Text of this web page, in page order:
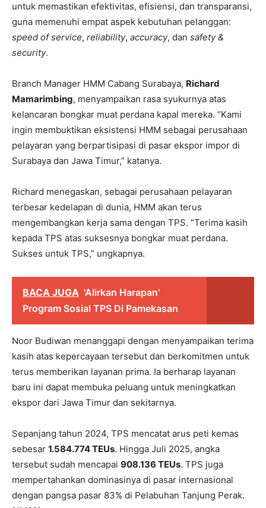
untuk memastikan efektivitas, efisiensi, dan transparansi,
guna memenuhi empat aspek kebutuhan pelanggan:
speed of service, reliability, accuracy, dan safety &
security.
Branch Manager HMM Cabang Surabaya, Richard
Mamarimbing, menyampaikan rasa syukurnya atas
kelancaran bongkar muat perdana kapal mereka. “Kami
ingin membuktikan eksistensi HMM sebagai perusahaan
pelayaran yang berpartisipasi di pasar ekspor impor di
Surabaya dan Jawa Timur,” katanya.
Richard menegaskan, sebagai perusahaan pelayaran
terbesar kedelapan di dunia, HMM akan terus
mengembangkan kerja sama dengan TPS. “Terima kasih
kepada TPS atas suksesnya bongkar muat perdana.
Sukses untuk TPS,” ungkapnya.
BACA JUGA 'Alirkan Harapan'
Program Sosial TPS Di Pamekasan
Noor Budiwan menanggapi dengan menyampaikan terima
kasih atas kepercayaan tersebut dan berkomitmen untuk
terus memberikan layanan prima. Ia berharap layanan
baru ini dapat membuka peluang untuk meningkatkan
ekspor dari Jawa Timur dan sekitarnya.
Sepanjang tahun 2024, TPS mencatat arus peti kemas
sebesar 1.584.774 TEUs. Hingga Juli 2025, angka
tersebut sudah mencapai 908.136 TEUs. TPS juga
mempertahankan dominasinya di pasar internasional
dengan pangsa pasar 83% di Pelabuhan Tanjung Perak.